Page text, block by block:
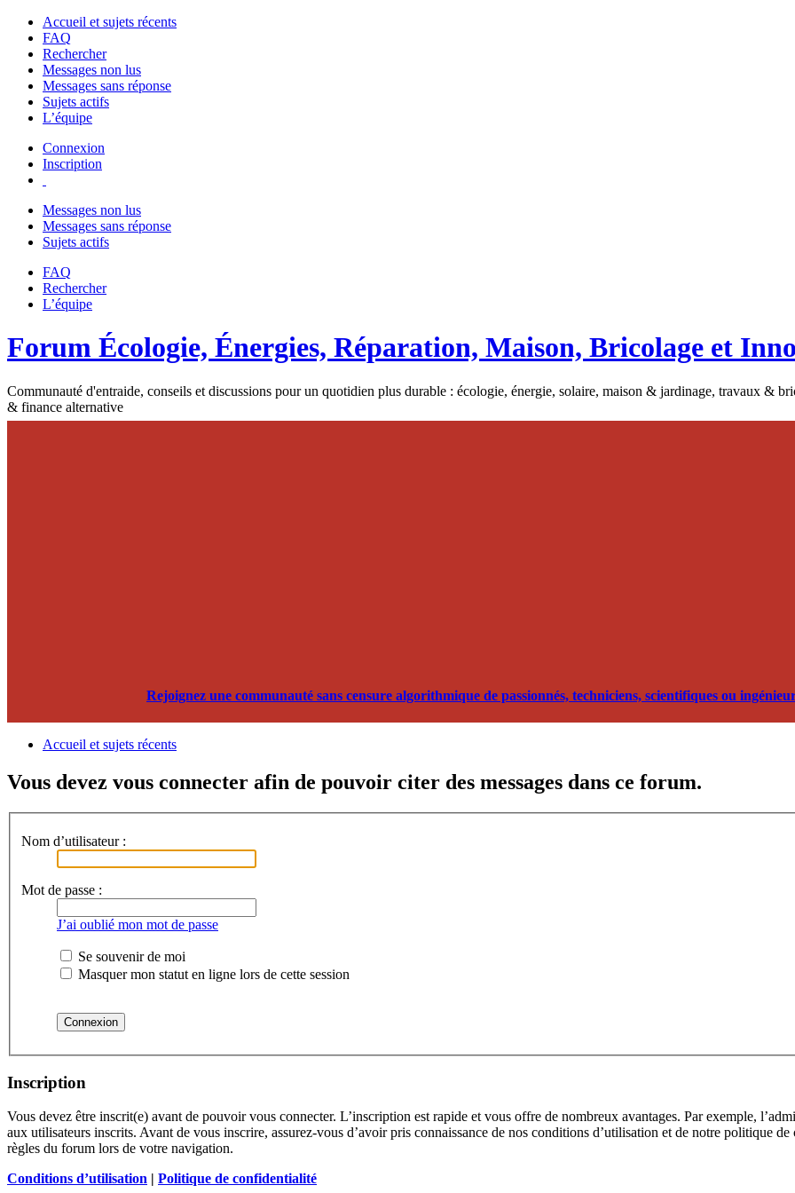
Accueil et sujets récents
FAQ
Rechercher
Messages non lus
Messages sans réponse
Sujets actifs
L’équipe
Connexion
Inscription
Messages non lus
Messages sans réponse
Sujets actifs
FAQ
Rechercher
L’équipe
Forum Écologie, Énergies, Réparation, Maison, Bricolage et
Communauté d'entraide, conseils et discussions pour un quotidien plus durable : écologie, énergie, solaire, maison & jardinage, travaux &
& finance alternative
Rejoignez une communauté sans censure algorithmique de passionnés, techniciens, scientifiques ou
Accueil et sujets récents
Vous devez vous connecter afin de pouvoir citer des messages dans ce forum.
Nom d’utilisateur :
Mot de passe :
J’ai oublié mon mot de passe
Se souvenir de moi
Masquer mon statut en ligne lors de cette session
Inscription
Vous devez être inscrit(e) avant de pouvoir vous connecter. L’inscription est rapide et vous offre de nombreux avantages. Par exemple,
aux utilisateurs inscrits. Avant de vous inscrire, assurez-vous d’avoir pris connaissance de nos conditions d’utilisation et de notre politique
règles du forum lors de votre navigation.
Conditions d’utilisation | Politique de confidentialité